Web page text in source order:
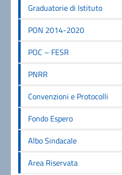
Graduatorie di Istituto
PON 2014-2020
POC – FESR
PNRR
Convenzioni e Protocolli
Fondo Espero
Albo Sindacale
Area Riservata